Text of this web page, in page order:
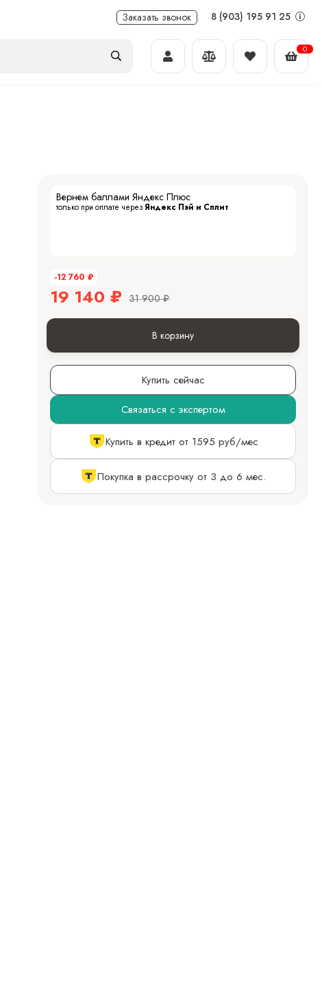
Заказать звонок 8 (903) 195 91 25
0
Вернем баллами Яндекс Плюс
только при оплате черезЯндекс Пэй и Сплит
-12 760 ₽
19 140 ₽ 31 900 ₽
В корзину
Купить сейчас
Связаться с экспертом
Купить в кредит от 1595 руб/мес
Покупка в рассрочку от 3 до 6 мес.